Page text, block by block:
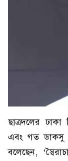
ছাত্রদলের ঢাকা
এবং গত ডাকসু
বলেছেন,